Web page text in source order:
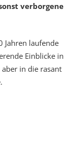
verborgene
Jahren laufende
Einblicke in
in die rasant